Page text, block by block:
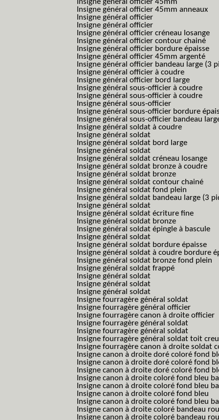
Insigne général officier 45mm
Insigne général officier 45mm anneaux
Insigne général officier
Insigne général officier
Insigne général officier créneau losange
Insigne général officier contour chainé
Insigne général officier bordure épaisse
Insigne général officier 45mm argenté
Insigne général officier bandeau large (3
Insigne général officier à coudre
Insigne général officier bord large
Insigne général sous-officier à coudre
Insigne général sous-officier à coudre
Insigne général sous-officier
Insigne général sous-officier bordure
Insigne général sous-officier bandeau
Insigne général soldat à coudre
Insigne général soldat
Insigne général soldat bord large
Insigne général soldat
Insigne général soldat créneau losange
Insigne général soldat bronze à coudre
Insigne général soldat bronze
Insigne général soldat contour chainé
Insigne général soldat fond plein
Insigne général soldat bandeau large (3
Insigne général soldat
Insigne général soldat écriture fine
Insigne général soldat bronze
Insigne général soldat épingle à bascule
Insigne général soldat
Insigne général soldat bordure épaisse
Insigne général soldat à coudre bordure
Insigne général soldat bronze fond plein
Insigne général soldat frappé
Insigne général soldat
Insigne général soldat
Insigne général soldat
Insigne fourragère général soldat
Insigne fourragère général officier
Insigne fourragère canon à droite officier
Insigne fourragère général soldat
Insigne fourragère général soldat
Insigne fourragère général soldat toit
Insigne fourragère canon à droite soldat
Insigne canon à droite doré coloré fond
Insigne canon à droite doré coloré fond
Insigne canon à droite doré coloré fond
Insigne canon à droite coloré fond bleu
Insigne canon à droite coloré fond bleu
Insigne canon à droite coloré fond bleu
Insigne canon à droite coloré fond bleu
Insigne canon à droite coloré bandeau
Insigne canon à droite coloré bandeau